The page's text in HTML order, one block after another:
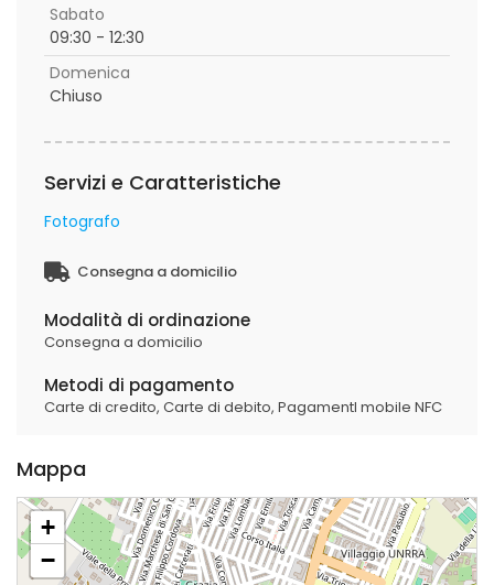
Sabato
09:30 - 12:30
Domenica
Chiuso
Servizi e Caratteristiche
Fotografo
Consegna a domicilio
Modalità di ordinazione
Consegna a domicilio
Metodi di pagamento
Carte di credito, Carte di debito, PagamentI mobile NFC
Mappa
+
−